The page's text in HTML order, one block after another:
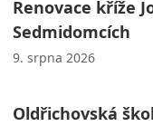
Renovace kříže
Sedmidomcích
9. srpna 2026
Oldřichovská